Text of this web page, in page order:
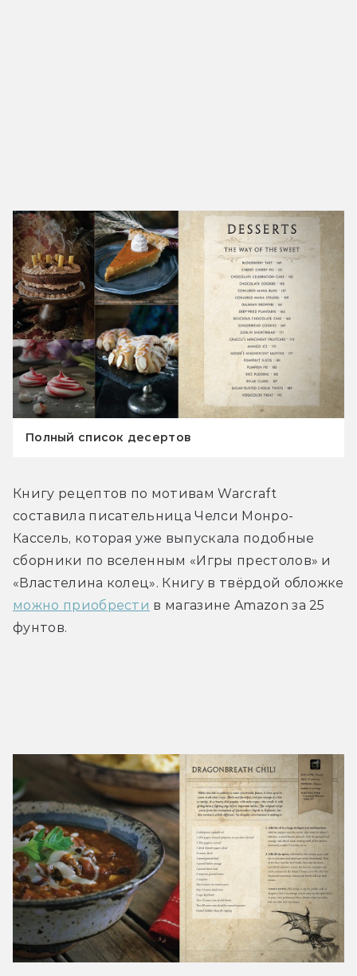
Полный список десертов
Книгу рецептов по мотивам Warcraft
составила писательница Челси Монро-
Кассель, которая уже выпускала подобные
сборники по вселенным «Игры престолов» и
можно приобрести в магазине Amazon за 25
фунтов.